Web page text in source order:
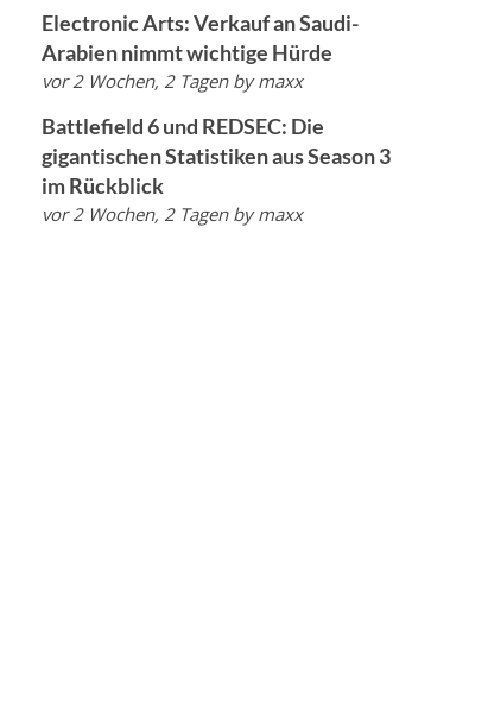
Electronic Arts: Verkauf an Saudi-
Arabien nimmt wichtige Hürde
vor 2 Wochen, 2 Tagen bymaxx
Battlefield 6 und REDSEC: Die
gigantischen Statistiken aus Season 3
im Rückblick
vor 2 Wochen, 2 Tagen bymaxx